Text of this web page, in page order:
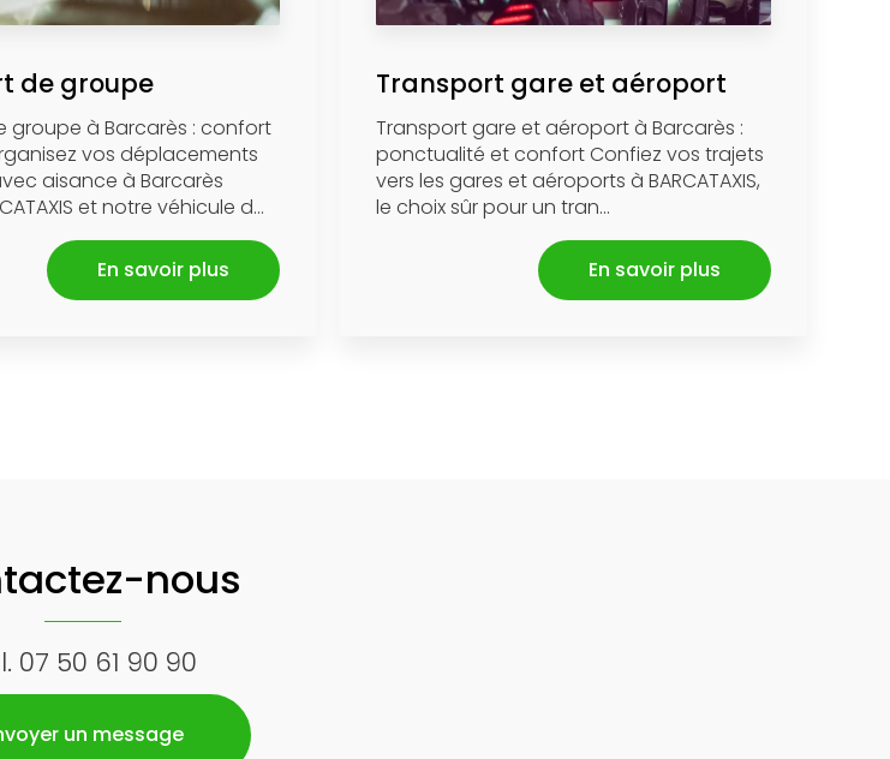
de groupe
groupe à Barcarès : confort
vos déplacements
aisance à Barcarès
et notre véhicule d...
En savoir plus
Transport gare et aéroport
Transport gare et aéroport à Barcarès :
ponctualité et confort Confiez vos trajets
vers les gares et aéroports à BARCATAXIS,
le choix sûr pour un tran...
En savoir plus
nous
07 50 61 90 90
un message